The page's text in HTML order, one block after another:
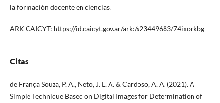
la formación docente en ciencias.
ARK CAICYT: https://id.caicyt.gov.ar/ark:/s23449683/74ixorkbg
Citas
de França Souza, P. A., Neto, J. L. A. & Cardoso, A. A. (2021). A
Simple Technique Based on Digital Images for Determination of